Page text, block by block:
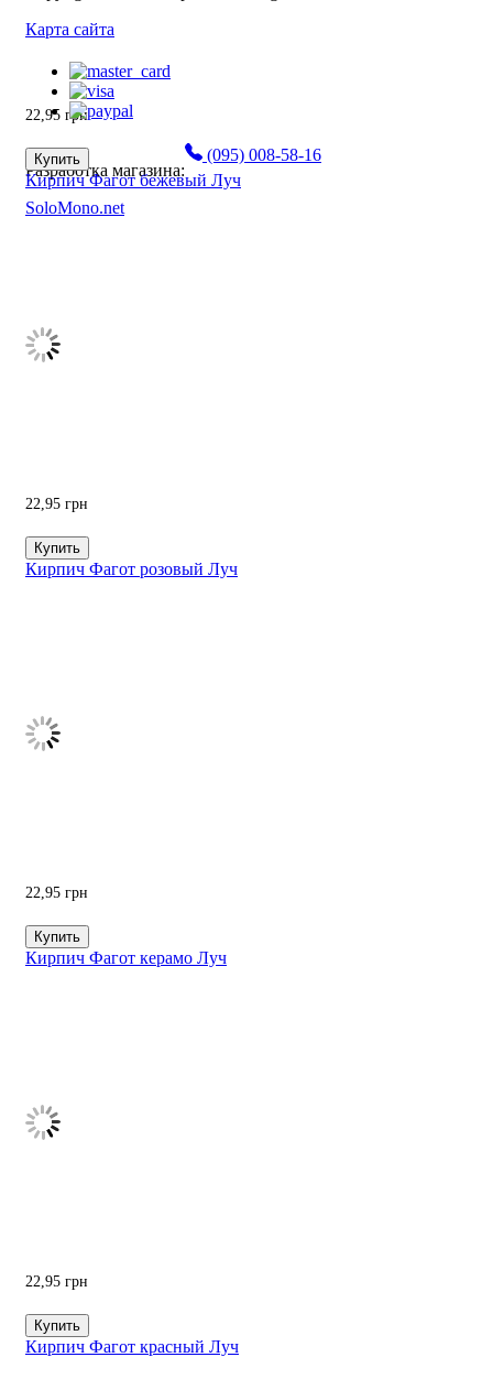
22,95 грн
Купить
Кирпич Фагот бежевый Луч
22,95 грн
Купить
Кирпич Фагот розовый Луч
22,95 грн
Купить
Кирпич Фагот керамо Луч
22,95 грн
Купить
Кирпич Фагот красный Луч
Карта сайта
Разработка магазина:
SoloMono.net
(095) 008-58-16